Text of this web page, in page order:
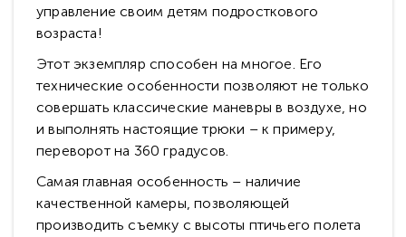
управление своим детям подросткового
возраста!
Этот экземпляр способен на многое. Его
технические особенности позволяют не только
совершать классические маневры в воздухе, но
и выполнять настоящие трюки – к примеру,
переворот на 360 градусов.
Самая главная особенность – наличие
качественной камеры, позволяющей
производить съемку с высоты птичьего полета